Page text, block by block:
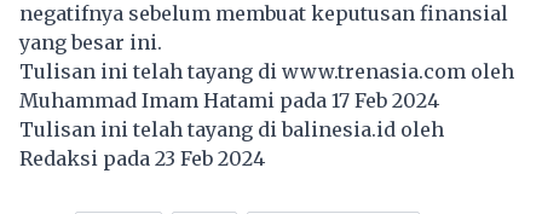
negatifnya sebelum membuat keputusan finansial
yang besar ini.
Tulisan ini telah tayang di www.trenasia.com oleh
Muhammad Imam Hatami pada 17 Feb 2024
Tulisan ini telah tayang dibalinesia.id oleh
Redaksi pada 23 Feb 2024